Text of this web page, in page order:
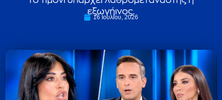
εξωγήινος.
16 Ιουλίου, 2026